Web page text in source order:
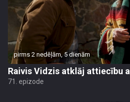
pirms 2 nedēļām, 5 dienām
Raivis Vidzis atklāj attiecību
71. epizode